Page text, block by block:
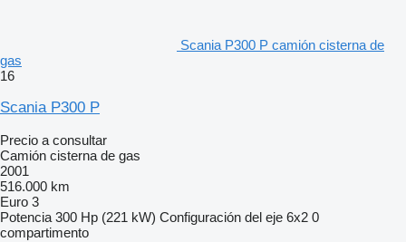
Scania P300 P camión cisterna de
gas
16
Scania P300 P
Precio a consultar
Camión cisterna de gas
2001
516.000 km
Euro 3
Potencia 300 Hp (221 kW) Configuración del eje 6x2 0
compartimento